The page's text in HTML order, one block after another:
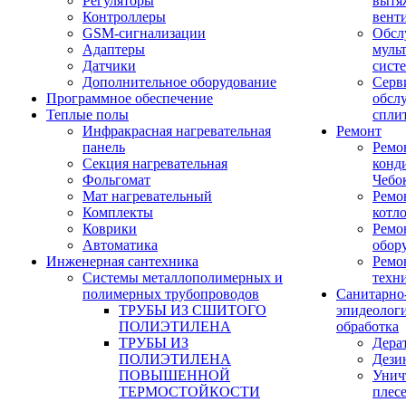
Контроллеры
GSM-сигнализации
Адаптеры
Датчики
Дополнительное оборудование
Программное обеспечение
Теплые полы
Инфракрасная нагревательная
панель
Секция нагревательная
Фольгомат
Мат нагревательный
Комплекты
Коврики
Автоматика
Инженерная сантехника
Системы металлополимерных и
полимерных трубопроводов
ТРУБЫ ИЗ СШИТОГО
ПОЛИЭТИЛЕНА
ТРУБЫ ИЗ
ПОЛИЭТИЛЕНА
ПОВЫШЕННОЙ
ТЕРМОСТОЙКОСТИ
Ремонт
обработка